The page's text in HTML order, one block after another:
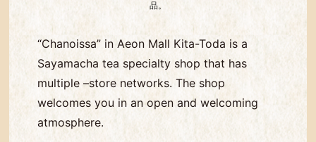
品。
“Chanoissa” in Aeon Mall Kita-Toda is a
Sayamacha tea specialty shop that has
multiple –store networks. The shop
welcomes you in an open and welcoming
atmosphere.